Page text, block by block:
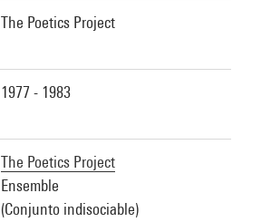
The Poetics Project
1977 - 1983
The Poetics Project
Ensemble
(Conjunto indisociable)